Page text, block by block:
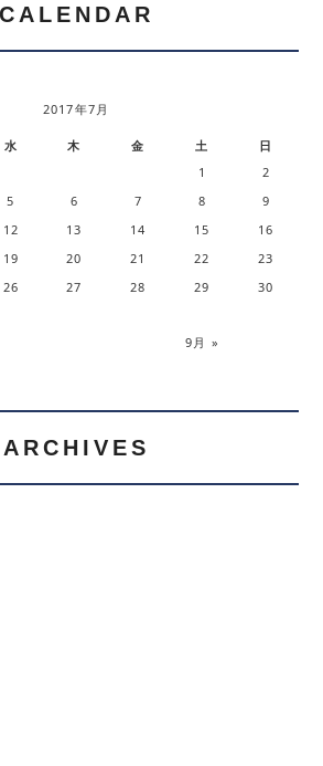
CALENDAR
2017年7月
水 木 金 土 日
9月 »
1
2
5 6 7 8
9
12 13 14 15
16
19 20 21 22
23
26 27 28 29
30
ARCHIVES